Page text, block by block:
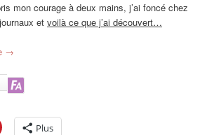
mon courage à deux mains, j’ai foncé chez
etvoilà ce que j’ai découvert…
→
Plus